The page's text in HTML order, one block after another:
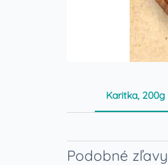
Karitka, 200g
Podobné zľavy